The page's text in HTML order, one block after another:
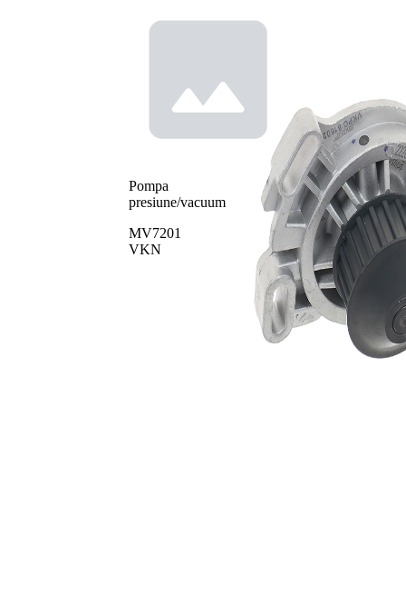
Pompa
presiune/vacuum
MV7201
VKN